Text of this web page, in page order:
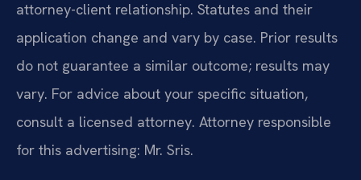
attorney-client relationship. Statutes and their
application change and vary by case. Prior results
do not guarantee a similar outcome; results may
vary. For advice about your specific situation,
consult a licensed attorney. Attorney responsible
for this advertising: Mr. Sris.